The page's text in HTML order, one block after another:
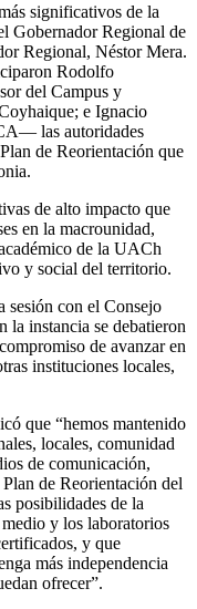
significativos de la
Gobernador Regional de
Regional, Néstor Mera.
Rodolfo
del Campus y
e Ignacio
las autoridades
de Reorientación que
de alto impacto que
en la macrounidad,
de la UACh
y social del territorio.
sesión con el Consejo
la instancia se debatieron
de avanzar en
instituciones locales,
que “hemos mantenido
locales, comunidad
de comunicación,
de Reorientación del
posibilidades de la
y los laboratorios
y que
más independencia
ofrecer”.